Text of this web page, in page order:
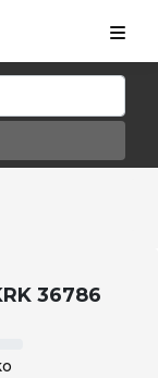
36786